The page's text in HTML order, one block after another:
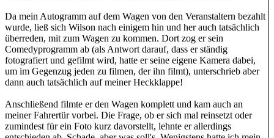
Da mein Autogramm auf dem Wagen von den Veranstaltern bezahlt
wurde, ließ sich Wilson nach einigem hin und her auch tatsächlich
überreden, mit zum Wagen zu kommen. Dort zog er sein
Comedyprogramm ab (als Antwort darauf, dass er ständig
fotografiert und gefilmt wird, hatte er seine eigene Kamera dabei,
um im Gegenzug jeden zu filmen, der ihn filmt), unterschrieb aber
dann auch tatsächlich auf meiner Heckklappe!
Anschließend filmte er den Wagen komplett und kam auch an
meiner Fahrertür vorbei. Die Frage, ob er sich mal reinsetzt oder
zumindest für ein Foto kurz davorstellt, lehnte er allerdings